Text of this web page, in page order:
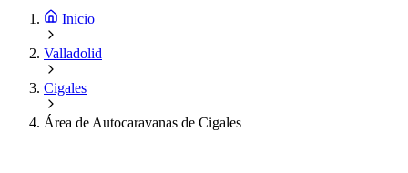
Inicio
Valladolid
Cigales
Área de Autocaravanas de Cigales